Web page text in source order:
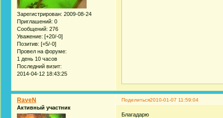
Зарегистрирован: 2009-08-24
Приглашений: 0
Сообщений: 276
Уважение: [+20/-0]
Позитив: [+5/-0]
Провел на форуме:
1 день 10 часов
Последний визит:
2014-04-12 18:43:25
Поделиться2010-01-07 11:59:04
RaveN
Активный участник
Благадарю